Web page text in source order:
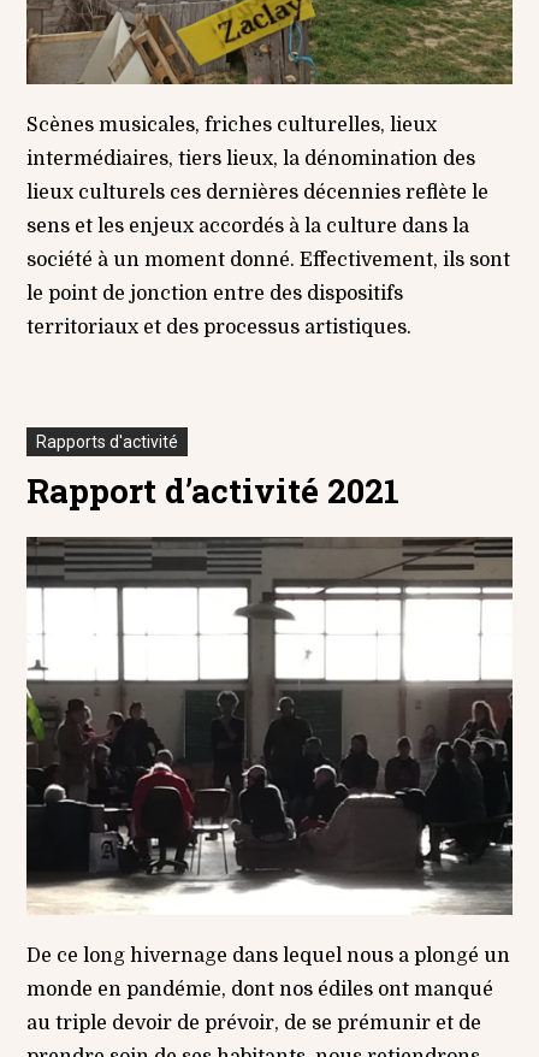
Scènes musicales, friches culturelles, lieux
intermédiaires, tiers lieux, la dénomination des
lieux culturels ces dernières décennies reflète le
sens et les enjeux accordés à la culture dans la
société à un moment donné. Effectivement, ils sont
le point de jonction entre des dispositifs
territoriaux et des processus artistiques.
Rapports d'activité
Rapport d’activité 2021
De ce long hivernage dans lequel nous a plongé un
monde en pandémie, dont nos édiles ont manqué
au triple devoir de prévoir, de se prémunir et de